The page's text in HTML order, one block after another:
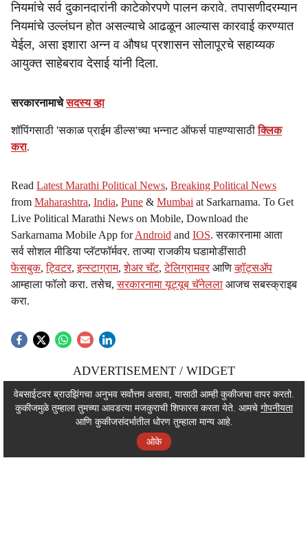
नियमांचे सर्व दुकानदारांनी काटेकोरपणे पालन करावे. तपासणीदरम्यान
नियमांचे उल्लंघन होत असल्याचे आढळून आल्यास कारवाई करण्यात
येईल, असा इशारा अन्न व औषध प्रशासन सोलापूरचे सहाय्यक
आयुक्त साहेबराव देसाई यांनी दिला.
सरकारनामाचेसदस्य व्हा
शॉपिंगसाठी 'सकाळ प्राईम डील्स'च्या भन्नाट ऑफर्स पाहण्यासाठीक्लिक
करा.
Read Latest Marathi Political News, Breaking Political News
from Maharashtra, India, Pune & Mumbai at Sarkarnama. To Get
Live Political Marathi News on Mobile, Download the
Sarkarnama Mobile App forAndroid and IOS. सरकारनामा आता
सर्व सोशल मीडिया प्लॅटफॉर्मवर. ताज्या राजकीय घडामोडींसाठी
फेसबुक,ट्विटर,इन्स्टाग्राम,शेअर चॅट,टेलिग्रामवर आणिव्हॉट्सॲप
आम्हाला फॉलो करा. तसेच,सरकारनामा यूट्यूब चॅनेलला आजच सबस्क्राइब
करा.
ADVERTISEMENT / WIDGET
ADVERTISEMENT / WIDGET
ADVERTISEMENT / WIDGET
वेबसाईटवर ब्राउझिंगचा अनुभव सर्वोत्तम असावा, यासाठी आम्ही कुकीजचा वापर करतो.
कुकीजमुळे तुम्हाला तुमच्या आवडत्या मजकुराची शिफारस करता येते. आमचे गोपनीयता
आणि कुकीजसंदर्भातील धोरण तुम्हाला मान्य आहे.
ओके